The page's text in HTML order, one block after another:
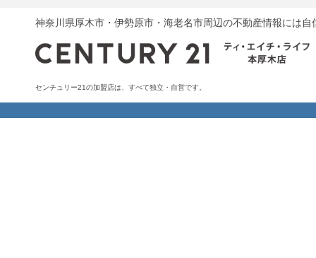
神奈川県厚木市・伊勢原市・海老名市周辺の不動産情報には
センチュリー21の加盟店は、すべて独立・自営です。